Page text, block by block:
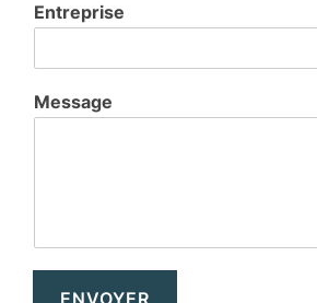
Entreprise
Message